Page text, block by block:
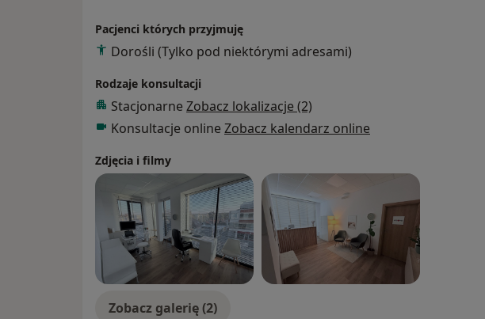
Pacjenci których przyjmuję
Dorośli (Tylko pod niektórymi adresami)
Rodzaje konsultacji
Stacjonarne Zobacz lokalizacje (2)
Konsultacje online Zobacz kalendarz online
Zdjęcia i filmy
Zobacz galerię (2)